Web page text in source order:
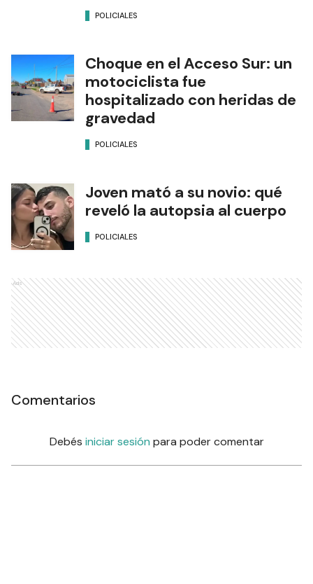
POLICIALES
Choque en el Acceso Sur: un
motociclista fue
hospitalizado con heridas de
gravedad
POLICIALES
Joven mató a su novio: qué
reveló la autopsia al cuerpo
POLICIALES
Ads
Comentarios
Debés iniciar sesión para poder comentar